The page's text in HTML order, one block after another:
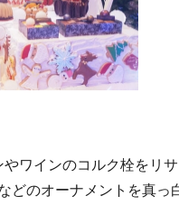
ワインのコルク栓をリ
どのオーナメントを真っ